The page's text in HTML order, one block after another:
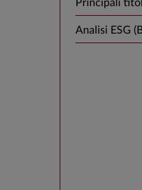
Principali
Analisi ESG